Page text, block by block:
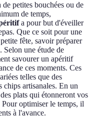
petites bouchées ou de
de temps,
a pour but d'éveiller
Que ce soit pour une
fête, savoir préparer
Selon une étude de
savourer un apéritif
de ces moments. Ces
telles que des
chips artisanales. En un
plats qui étonneront vos
optimiser le temps, il
à l'avance.